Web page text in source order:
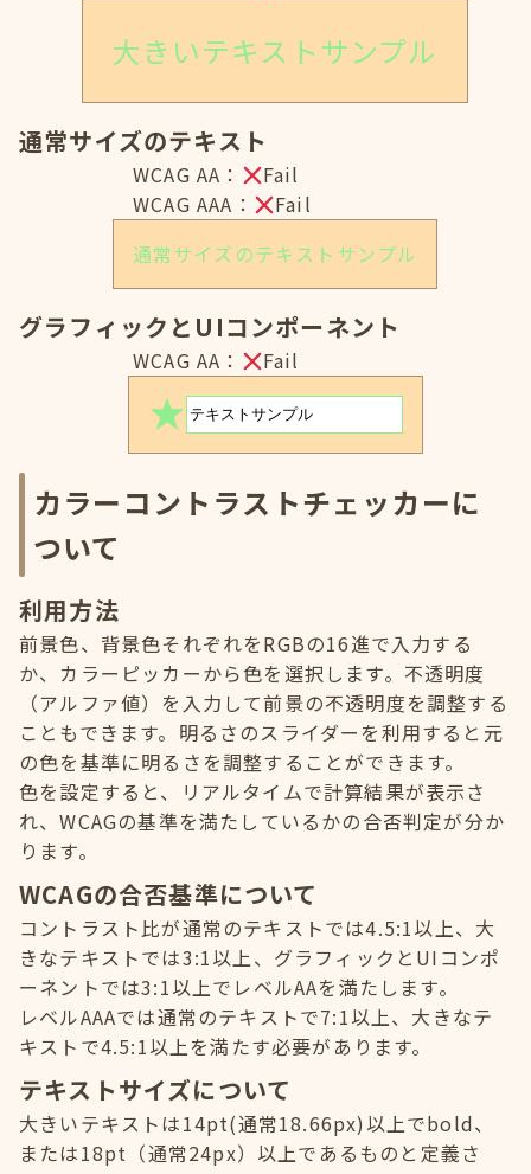
大きいテキストサンプル
通常サイズのテキスト
WCAG AA：
Fail
WCAG AAA：
Fail
通常サイズのテキストサンプル
グラフィックとUIコンポーネント
WCAG AA： Fail
カラーコントラストチェッカーに
ついて
利用方法
前景色、背景色それぞれをRGBの16進で入力する
か、カラーピッカーから色を選択します。不透明度
（アルファ値）を入力して前景の不透明度を調整する
こともできます。明るさのスライダーを利用すると元
の色を基準に明るさを調整することができます。
色を設定すると、リアルタイムで計算結果が表示さ
れ、WCAGの基準を満たしているかの合否判定が分か
ります。
WCAGの合否基準について
コントラスト比が通常のテキストでは4.5:1以上、大
きなテキストでは3:1以上、グラフィックとUIコンポ
ーネントでは3:1以上でレベルAAを満たします。
レベルAAAでは通常のテキストで7:1以上、大きなテ
キストで4.5:1以上を満たす必要があります。
テキストサイズについて
大きいテキストは14pt(通常18.66px)以上でbold、
または18pt（通常24px）以上であるものと定義さ